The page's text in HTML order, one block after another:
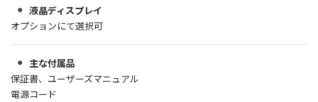
液晶ディスプレイ
オプションにて選択可
主な付属品
保証書、ユーザーズマニュアル
電源コード